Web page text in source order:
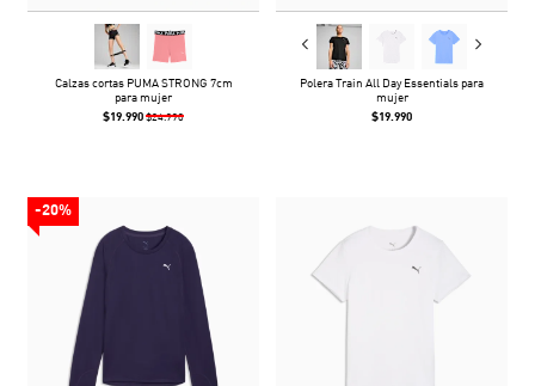
Calzas cortas PUMA STRONG 7cm
para mujer
$19.990 $24.990
Polera Train All Day Essentials para
mujer
$19.990
-20%